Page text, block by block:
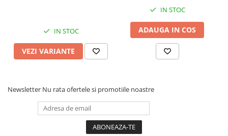
IN STOC
VEZI VARIANTE
IN STOC
ADAUGA IN COS
Newsletter Nu rata ofertele si promotiile noastre